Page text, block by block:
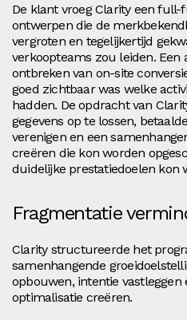
De klant vroeg Clarity een
ontwerpen die de
vergroten en tegelijkertijd
verkoopteams zou leiden. Een
ontbreken van on-site
goed zichtbaar was welke
hadden. De opdracht van
gegevens op te lossen,
verenigen en een
creëren die kon worden
duidelijke prestatiedoelen kon
Fragmentatie
Clarity structureerde het
samenhangende
opbouwen, intentie
optimalisatie creëren.